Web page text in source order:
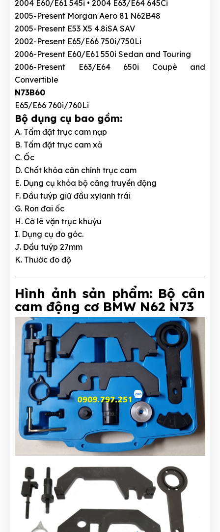
2004 E60/E61 545i • 2004 E63/E64 645Ci
2005-Present Morgan Aero 81 N62B48
2005-Present E53 X5 4.8iSA SAV
2002-Present E65/E66 750i/750Li
2006-Present E60/E61 550i Sedan and Touring
2006-Present E63/E64 650i Coupè and
Convertible
N73B60
E65/E66 760i/760Li
Bộ dụng cụ bao gồm:
A. Tấm đặt trục cam nạp
B. Tấm đặt trục cam xả
C. Ốc
D. Chốt khóa cân chỉnh trục cam
E. Dụng cụ khóa bộ căng truyền động
F. Đầu tuýp giữ đầu xylanh trái
G. Ron đai ốc
H. Cờ lê vặn trục khuỷu
I. Dụng cụ đo góc.
J. Đầu tuýp 27mm
K. Thước đo độ
Hình ảnh sản phẩm: Bộ cân
cam động cơ BMW N62 N73